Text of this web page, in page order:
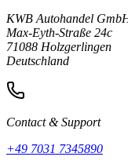
KWB Autohandel
Max-Eyth-Straße 24c
71088 Holzgerlingen
Deutschland
Contact & Support
+49 7031 7345890